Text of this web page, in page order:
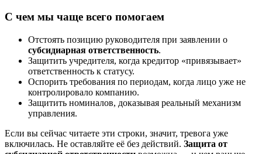
С чем мы чаще всего помогаем
Отстоять позицию руководителя при заявлении о
субсидиарная ответственность.
Защитить учредителя, когда кредитор «привязывает»
ответственность к статусу.
Оспорить требования по периодам, когда лицо уже не
контролировало компанию.
Защитить номиналов, доказывая реальный механизм
управления.
Если вы сейчас читаете эти строки, значит, тревога уже
включилась. Не оставляйте её без действий. Защита от